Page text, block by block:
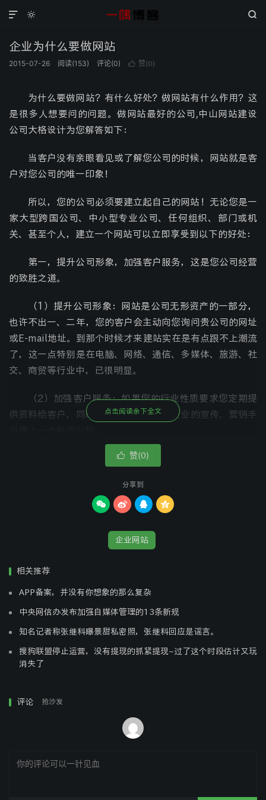
 

企业为什么要做网站
2015-07-26 阅读(153) 评论(0)  赞(0)
为什么要做网站？有什么好处？做网站有什么作用？这
是很多人想要问的问题。做网站最好的公司,中山网站建设
公司大格设计为您解答如下：
当客户没有亲眼看见或了解您公司的时候，网站就是客
户对您公司的唯一印象！
所以，您的公司必须要建立起自己的网站！无论您是一
家大型跨国公司、中小型专业公司、任何组织、部门或机
关、甚至个人，建立一个网站可以立即享受到以下的好处：
第一，提升公司形象，加强客户服务，这是您公司经营
的致胜之道。
（1）提升公司形象：网站是公司无形资产的一部分，
也许不出一、二年，您的客户会主动向您询问贵公司的网址
或E-mail地址。到那个时候才来建站实在是有点跟不上潮流
了，这一点特别是在电脑、网络、通信、多媒体、旅游、社
交、商贸等行业中，已很明显。
（2）加强客户服务：如果您的行业性质要求您定期提
供资料给客户，同时一个好的网站能将企业的宣传、营销手
首先是网站内容可以随时更新，这点对于现代企业来说
成产品的重大改进，但在原有画册上却毫无反映，只有重新
印刷、费时费财，难免令人遗憾。但企业网站就可以每天更
第二，网站信息量可以做到极大，但画册、产品手册等
却稍逊一筹。一本但画册充其量做到几十页，但网站却可以
第三，也是重要的一点，给客户的感觉好很多。如果一
个大企业连网站都没有或者做得很差，给客户的想象是这不
好，给客户的感觉是这企业领导意识先进，技术走在前列，
第四，网站可以帮助企业寻找潜在客户，通过搜索引
擎、网站链接等手段，可以把贵公司的信息传到世界各地，
第五，如果把网站功能进一步扩大，网站还可以帮助企
点击阅读余下全文
 赞(0)
分享到
   
企业网站
相关推荐
APP备案，并没有你想象的那么复杂
中央网信办发布加强自媒体管理的13条新规
知名记者称张继科曝景甜私密照，张继科回应是谣言。
搜狗联盟停止运营，没有提现的抓紧提现~过了这个时段估计又玩
消失了
评论 抢沙发